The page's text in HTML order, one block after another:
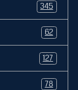
345
62
127
78